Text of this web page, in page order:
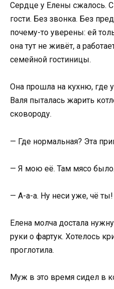
Сердце у Елены сжалось.
гости. Без звонка. Без
почему-то уверены: ей
она тут не живёт, а
семейной гостиницы.
Она прошла на кухню, где
Валя пыталась жарить
сковороду.
— Где нормальная? Эта
— Я мою её. Там мясо
— А-а-а. Ну неси уже, чё ты!
Елена молча достала
руки о фартук. Хотелось
проглотила.
Муж в это время сидел в